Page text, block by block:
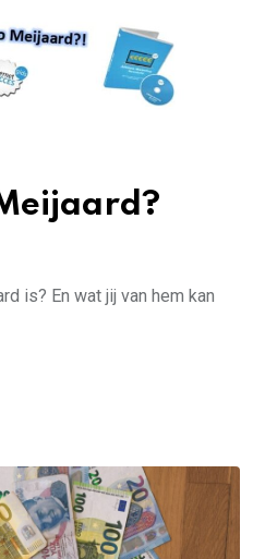
is? En wat jij van hem kan